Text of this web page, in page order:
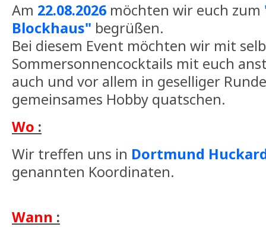
Am 22.08.2026 möchten wir euch zum
Blockhaus" begrüßen.
Bei diesem Event möchten wir mit
Sommersonnencocktails mit euch
auch und vor allem in geselliger
gemeinsames Hobby quatschen.
Wo :
Wir treffen uns in Dortmund
genannten Koordinaten.
Wann :